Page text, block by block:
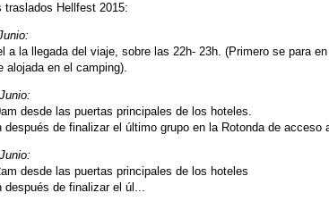
traslados Hellfest 2015:
a la llegada del viaje, sobre las 22h- 23h. (Primero se para
alojada en el camping).
desde las puertas principales de los hoteles.
después de finalizar el último grupo en la Rotonda de acceso
desde las puertas principales de los hoteles
después de finalizar el úl...